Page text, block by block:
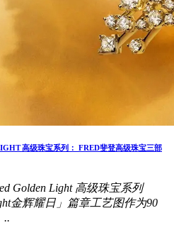
高级珠宝系列： FRED斐登高级珠宝三部
Golden Light 高级珠宝系列
金辉耀日」篇章工艺图作为90
..